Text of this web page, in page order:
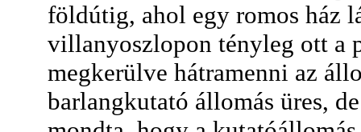
földútig, ahol egy romos ház
villanyoszlopon tényleg ott a
megkerülve hátramenni az
barlangkutató állomás üres,